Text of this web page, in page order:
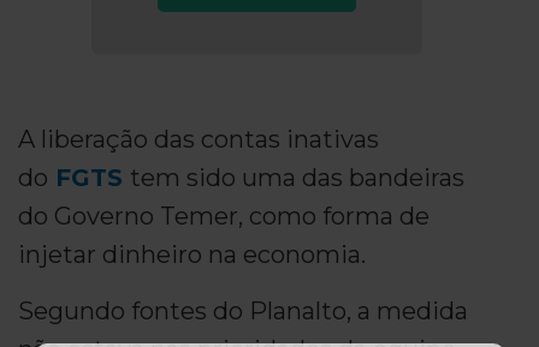
A liberação das contas inativas
do FGTS tem sido uma das bandeiras
do Governo Temer, como forma de
injetar dinheiro na economia.
Segundo fontes do Planalto, a medida